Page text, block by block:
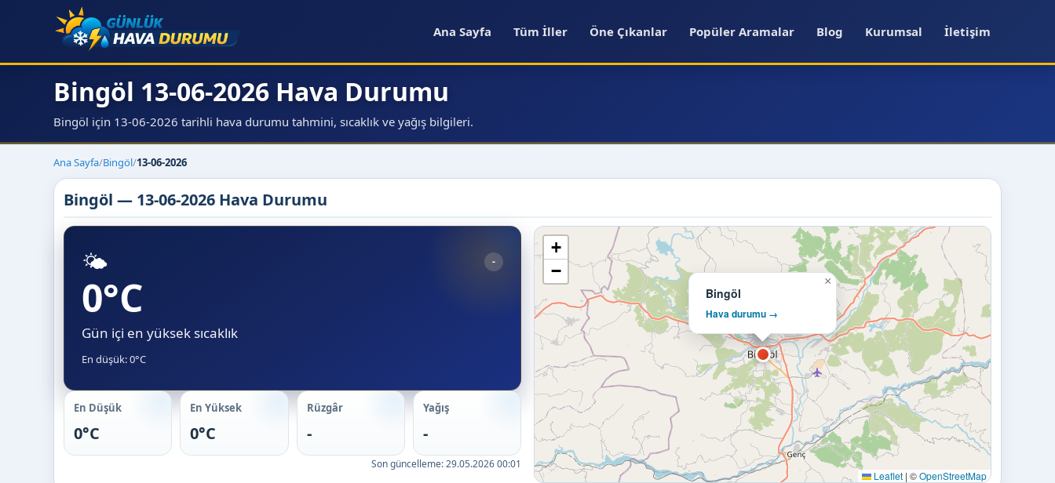
Ana Sayfa Tüm İller Öne Çıkanlar Popüler Aramalar Blog Kurumsal İletişim
Bingöl 13-06-2026 Hava Durumu
Bingöl için 13-06-2026 tarihli hava durumu tahmini, sıcaklık ve yağış bilgileri.
Ana Sayfa/Bingöl/13-06-2026
Bingöl — 13-06-2026 Hava Durumu
🌤️ -
0°C
Gün içi en yüksek sıcaklık
En düşük: 0°C
En Düşük
0°C
En Yüksek
0°C
Rüzgâr
-
Yağış
-
Son güncelleme:29.05.2026 00:01
Bingöl
Hava durumu →
×
+
−
Leaflet | ©OpenStreetMap